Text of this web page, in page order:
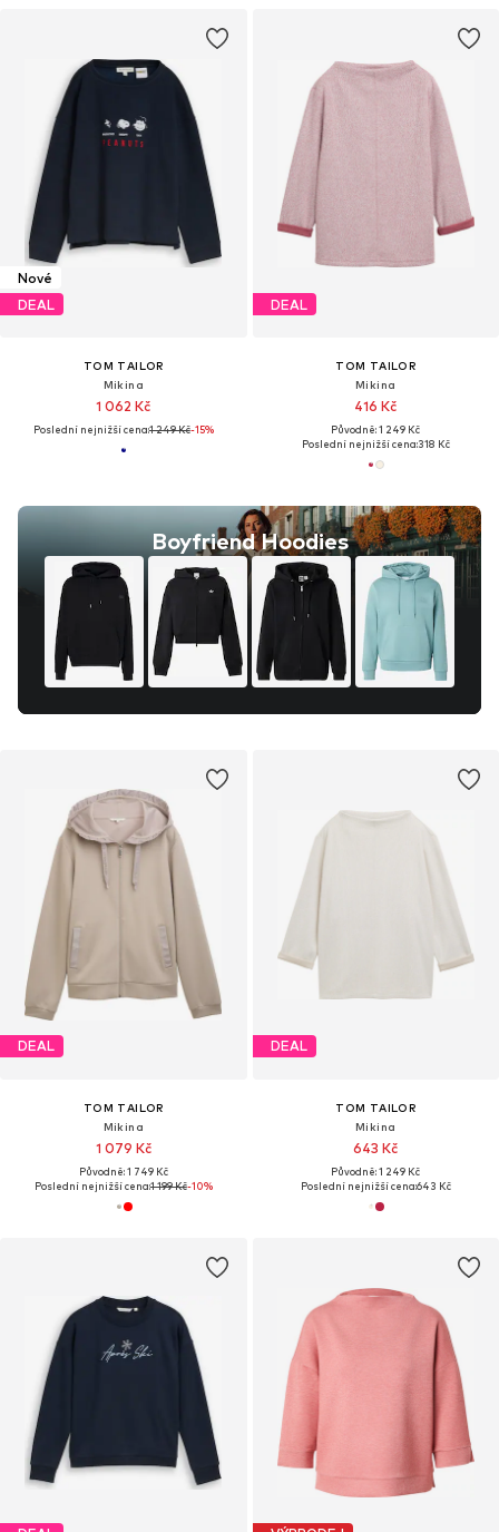
Nové
DEAL
TOM TAILOR
Mikina
1 062 Kč
Poslední nejnižší cena:1 249 Kč-15%
Boyfriend Hoodies
DEAL
TOM TAILOR
Mikina
416 Kč
Původně: 1 249 Kč
Poslední nejnižší cena:318 Kč
DEAL
TOM TAILOR
Mikina
1 079 Kč
Původně: 1 749 Kč
Poslední nejnižší cena:1 199 Kč-10%
DEAL
TOM TAILOR
Mikina
643 Kč
Původně: 1 249 Kč
Poslední nejnižší cena:643 Kč